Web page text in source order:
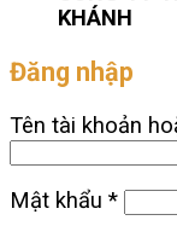
KHÁNH
Đăng nhập
Tên tài khoản
Mật khẩu *